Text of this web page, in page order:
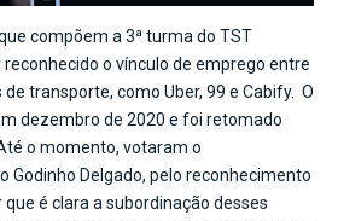
compõem a 3ª turma do TST
o vínculo de emprego entre
transporte, como Uber, 99 e Cabify. O
dezembro de 2020 e foi retomado
o momento, votaram o
Godinho Delgado, pelo reconhecimento
é clara a subordinação desses